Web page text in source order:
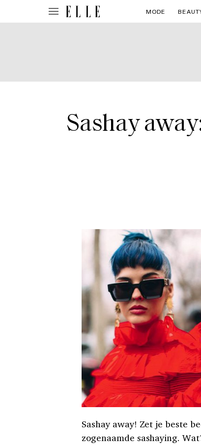
MODE
Sashay
Sashay away! Zet je beste
zogenaamde sashaying.